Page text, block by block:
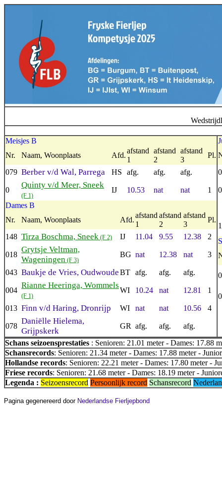
Meisjes B
Nr.
Naam, Woonplaats Afd.
afstand
1
afstand
2
afstand
3
Pl.
079 Berber v/d Wal, Parrega HS afg. afg. afg.
0
Quinty v/d Meer, Sneek
(F 1)
IJ 10.53 nat nat
1
Dames B
Nr.
Naam, Woonplaats Afd.
afstand
1
afstand
2
afstand
3
Pl.
148 Tirza Boschma, Sneek (F 2) IJ 11.04 9.55 12.38 2
018
Grytsje Veltman,
Wageningen (F 3)
BG nat 12.38 nat 3
043 Baukje de Vries, OudwoudeBT afg. afg. afg.
004
Rianne Heeringa, Wommels
(F 1)
WI 10.24 nat 12.81 1
013 Finn v/d Haring, Dronrijp WI nat nat 10.56 4
078
Daniëlle Hielema,
Grijpskerk
GR afg. afg. afg.
0
Schans seizoensprestaties : Senioren: 21.01 meter - Dames: 17.88
Schansrecords: Senioren: 21.34 meter - Dames: 17.88 meter -
Hollandse records: Senioren: 22.21 meter - Dames: 17.80 meter -
Friese records: Senioren: 21.68 meter - Dames: 18.19 meter -
Legenda : Seizoensrecord Persoonlijk record Schansrecord
Pagina gegenereerd door Nederlandse Fierljepbond